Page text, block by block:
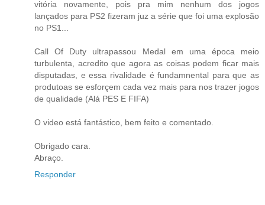
vitória novamente, pois pra mim nenhum dos jogos
lançados para PS2 fizeram juz a série que foi uma explosão
no PS1...
Call Of Duty ultrapassou Medal em uma época meio
turbulenta, acredito que agora as coisas podem ficar mais
disputadas, e essa rivalidade é fundamnental para que as
produtoas se esforçem cada vez mais para nos trazer jogos
de qualidade (Alá PES E FIFA)
O video está fantástico, bem feito e comentado.
Obrigado cara.
Abraço.
Responder